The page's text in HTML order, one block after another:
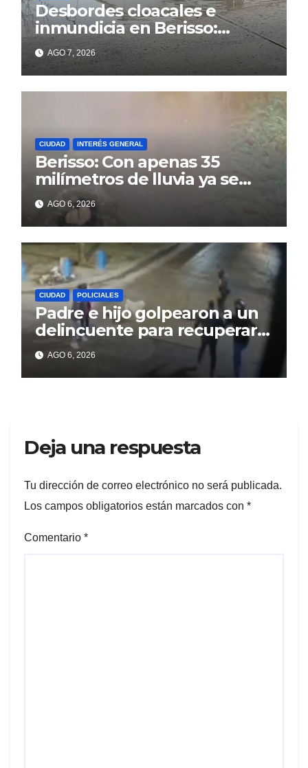
Desbordes cloacales e
inmundicia en Berisso:
colapso de la red en la calle
14AGO 7, 2026
CIUDAD INTERÉS GENERAL
Berisso: Con apenas 35
milímetros de lluvia ya se
sienten los problemas
AGO 6, 2026
CIUDAD POLICIALES
Padre e hijo golpearon a un
delincuente para recuperar
un celular robado en Berisso
AGO 6, 2026
Deja una respuesta
Tu dirección de correo electrónico no será publicada.
Los campos obligatorios están marcados con *
Comentario *